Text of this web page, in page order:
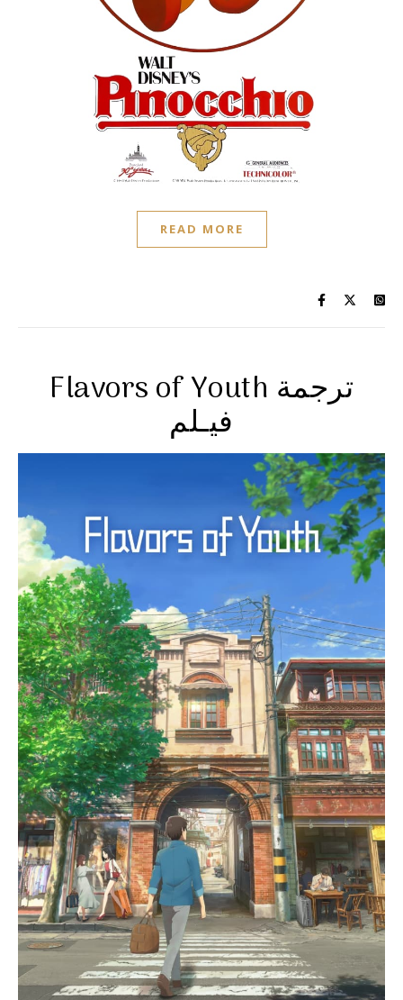
READ MORE
Flavors of Youth ترجمة
فيـلم